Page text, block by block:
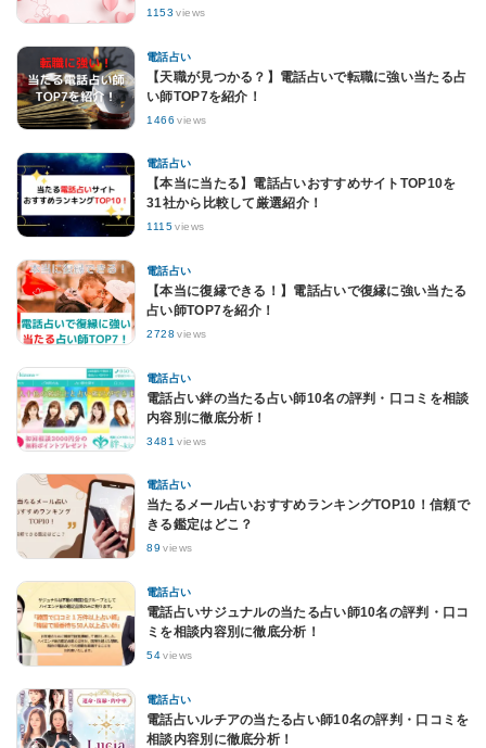
1153 views
電話占い
【天職が見つかる？】電話占いで転職に強い当たる占
い師TOP7を紹介！
1466 views
電話占い
【本当に当たる】電話占いおすすめサイトTOP10を
31社から比較して厳選紹介！
1115views
電話占い
【本当に復縁できる！】電話占いで復縁に強い当たる
占い師TOP7を紹介！
2728 views
電話占い
電話占い絆の当たる占い師10名の評判・口コミを相談
内容別に徹底分析！
3481 views
電話占い
当たるメール占いおすすめランキングTOP10！信頼で
きる鑑定はどこ？
89 views
電話占い
電話占いサジュナルの当たる占い師10名の評判・口コ
ミを相談内容別に徹底分析！
54views
電話占い
電話占いルチアの当たる占い師10名の評判・口コミを
相談内容別に徹底分析！